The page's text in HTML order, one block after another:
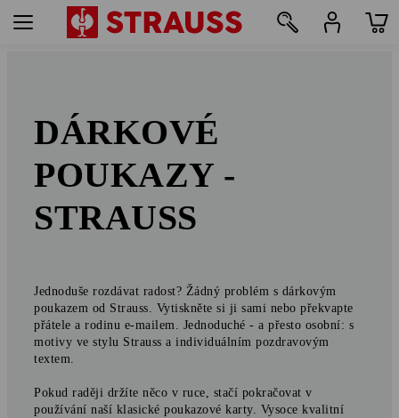
DÁRKOVÉ
POUKAZY -
STRAUSS
Jednoduše rozdávat radost? Žádný problém s dárkovým
poukazem od Strauss. Vytiskněte si ji sami nebo překvapte
přátele a rodinu e-mailem. Jednoduché - a přesto osobní: s
motivy ve stylu Strauss a individuálním pozdravovým
textem.
Pokud raději držíte něco v ruce, stačí pokračovat v
používání naší klasické poukazové karty. Vysoce kvalitní